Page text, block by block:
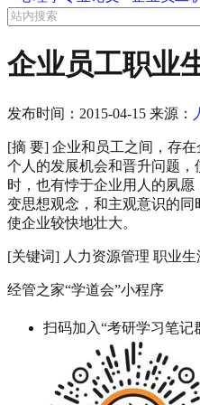
企业员工职业
发布时间： 2015-04-15 来源：
[摘 要] 企业和员工之间，存
个人的发展机会和晋升问题，
时，也有悖于企业用人的夙
变思想观念，和主观意识的
使企业较快地壮大。
[关键词] 人力资源管理 职业生
经管之家“学道会”小程序
扫码加入“考研学习笔记